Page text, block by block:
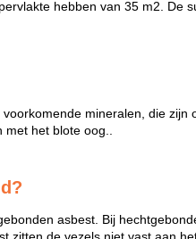
hebben van 35 m2. De
mineralen, die zijn
het blote oog..
asbest. Bij